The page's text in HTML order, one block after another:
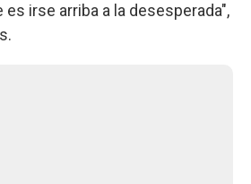
es irse arriba a la desesperada",